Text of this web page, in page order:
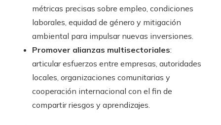
métricas precisas sobre empleo, condiciones
laborales, equidad de género y mitigación
ambiental para impulsar nuevas inversiones.
Promover alianzas multisectoriales:
articular esfuerzos entre empresas, autoridades
locales, organizaciones comunitarias y
cooperación internacional con el fin de
compartir riesgos y aprendizajes.